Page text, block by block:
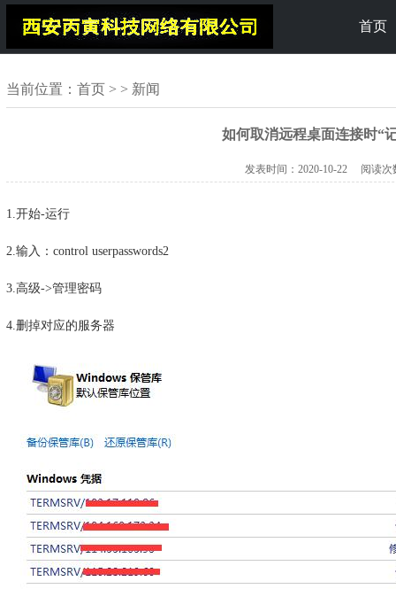
首页
当前位置： 首页 > > 新闻
如何取消远程桌面连接时“
发表时间： 2020-10-22阅读次
1.开始-运行
2.输入：control userpasswords2
3.高级->管理密码
4.删掉对应的服务器